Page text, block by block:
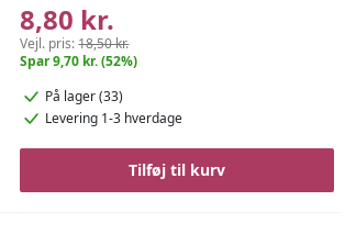
8,80 kr.
Vejl. pris:18,50 kr.
Spar 9,70 kr. (52%)
På lager (33)
Levering 1-3 hverdage
Tilføj til kurv